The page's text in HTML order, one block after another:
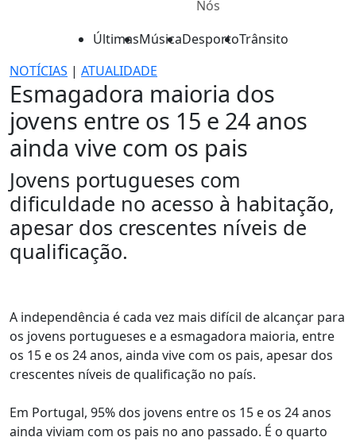
Nós
ÚltimasMúsicaDesportoTrânsito
NOTÍCIAS | ATUALIDADE
Esmagadora maioria dos
jovens entre os 15 e 24 anos
ainda vive com os pais
Jovens portugueses com
dificuldade no acesso à habitação,
apesar dos crescentes níveis de
qualificação.
A independência é cada vez mais difícil de alcançar para
os jovens portugueses e a esmagadora maioria, entre
os 15 e os 24 anos, ainda vive com os pais, apesar dos
crescentes níveis de qualificação no país.
Em Portugal, 95% dos jovens entre os 15 e os 24 anos
ainda viviam com os pais no ano passado. É o quarto